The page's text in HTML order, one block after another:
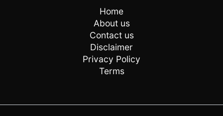
Home
About us
Contact us
Disclaimer
Privacy Policy
Terms